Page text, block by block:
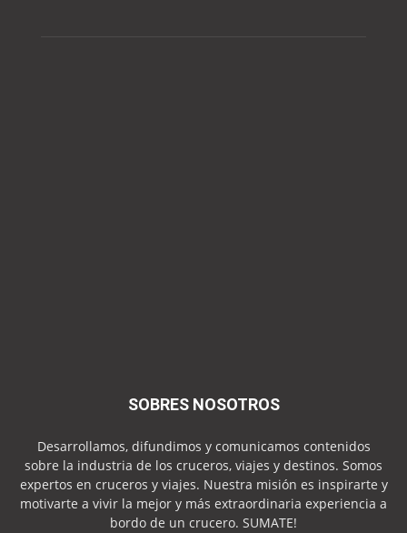
SOBRES NOSOTROS
Desarrollamos, difundimos y comunicamos contenidos
sobre la industria de los cruceros, viajes y destinos. Somos
expertos en cruceros y viajes. Nuestra misión es inspirarte y
motivarte a vivir la mejor y más extraordinaria experiencia a
bordo de un crucero. SUMATE!